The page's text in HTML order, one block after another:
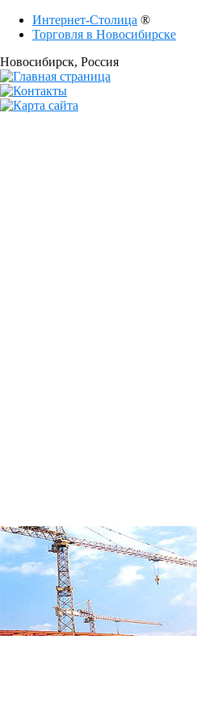
Интернет-Столица ®
Торговля в Новосибирске
Новосибирск, Россия